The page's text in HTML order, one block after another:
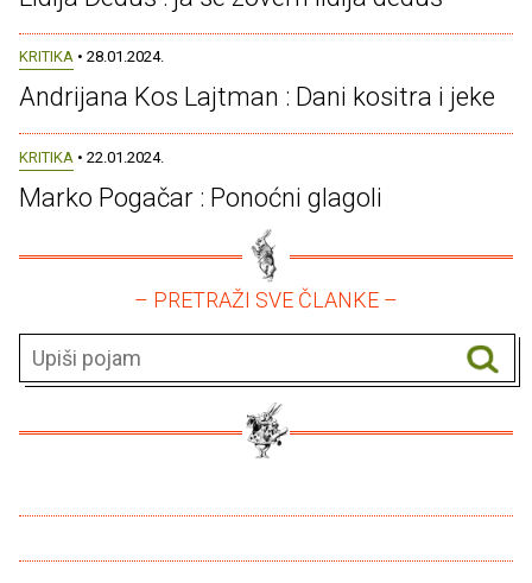
KRITIKA • 28.01.2024.
Andrijana Kos Lajtman : Dani kositra i jeke
KRITIKA • 22.01.2024.
Marko Pogačar : Ponoćni glagoli
– PRETRAŽI SVE ČLANKE –